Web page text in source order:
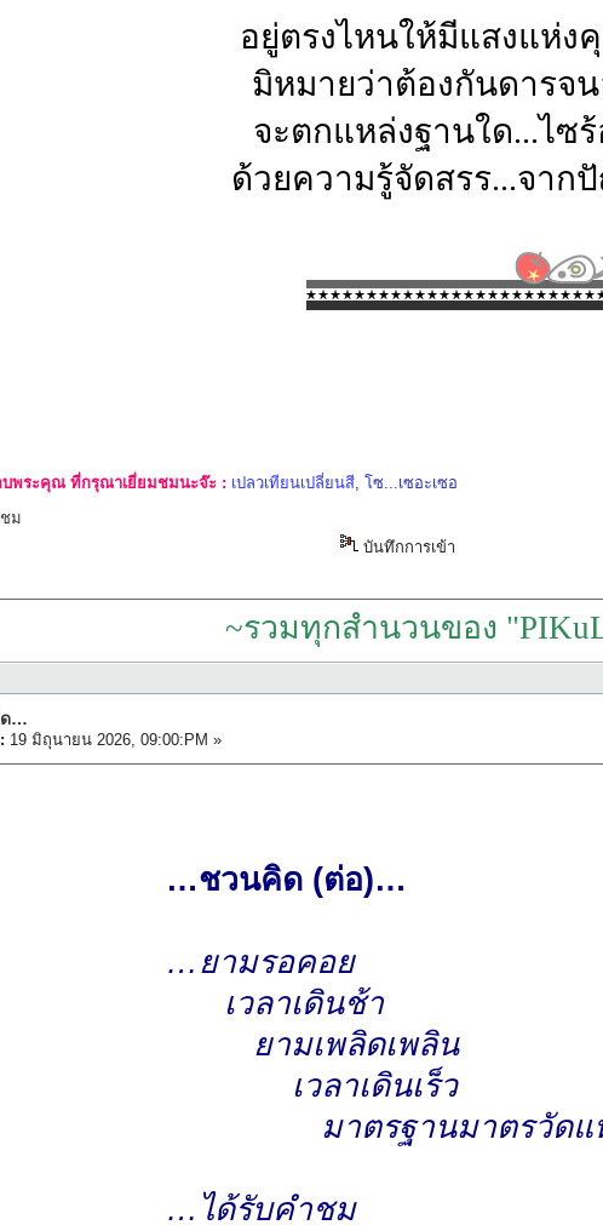
อยู่ตรงไหนให้มีแสงแห่ง
มิหมายว่าต้องกันดารจ
จะตกแหล่งฐานใด...ไซ
ด้วยความรู้จัดสรร...จาก
พระคุณ ที่กรุณาเยี่ยมชมนะจ๊ะ : เปลวเทียนเปลี่ยนสี,โซ...เซอะเซอ
ม
บันทึกการเข้า
~รวมทุกสำนวนของ
ด…
19 มิถุนายน 2026, 09:00:PM »
…ชวนคิด (ต่อ)…
…ยามรอคอย
เวลาเดินช้า
ยามเพลิดเพลิน
เวลาเดินเร็ว
มาตรฐานมาตรวัดแห่
…ได้รับคำชม